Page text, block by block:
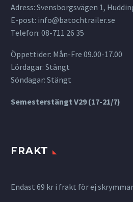
Adress: Svensborgsvägen 1,
E-post: info@batochtrailer.se
Telefon: 08-711 26 35
Öppettider: Mån-Fre 09.00-17.00
Lördagar: Stängt
Söndagar: Stängt
Semesterstängt V29 (17-21/7)
FRAKT
Endast 69 kr i frakt för ej